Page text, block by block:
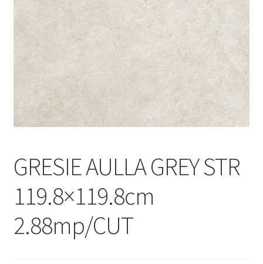
Informatii
Plata si Livrare
Politică de confidențialitate
Politica de cookie
Magazin
Plată
GRESIE AULLA GREY STR
119.8×119.8cm
2.88mp/CUT